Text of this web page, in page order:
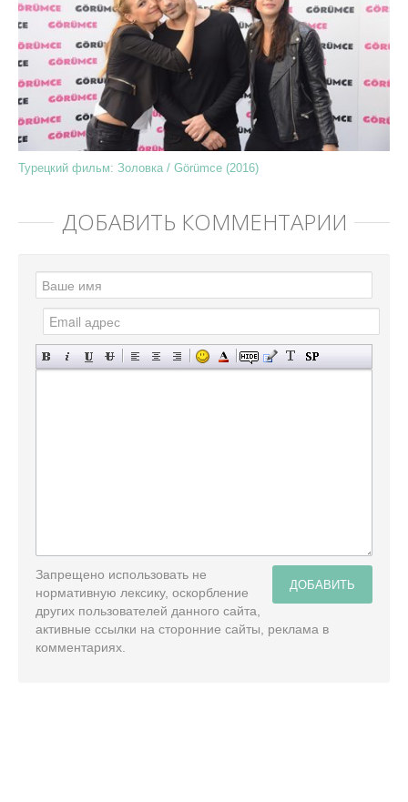
Турецкий фильм: Золовка / Görümce (2016)
ДОБАВИТЬ КОММЕНТАРИЙ
ДОБАВИТЬ
Запрещено использовать не
нормативную лексику, оскорбление
других пользователей данного сайта,
активные ссылки на сторонние сайты, реклама в
комментариях.